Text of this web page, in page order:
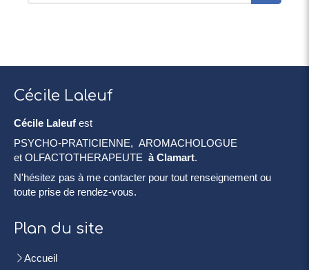
Cécile Laleuf
Cécile Laleuf est
PSYCHO-PRATICIENNE, AROMACHOLOGUE
et OLFACTOTHERAPEUTE à Clamart.
N'hésitez pas à me contacter pour tout renseignement ou
toute prise de rendez-vous.
Plan du site
Accueil